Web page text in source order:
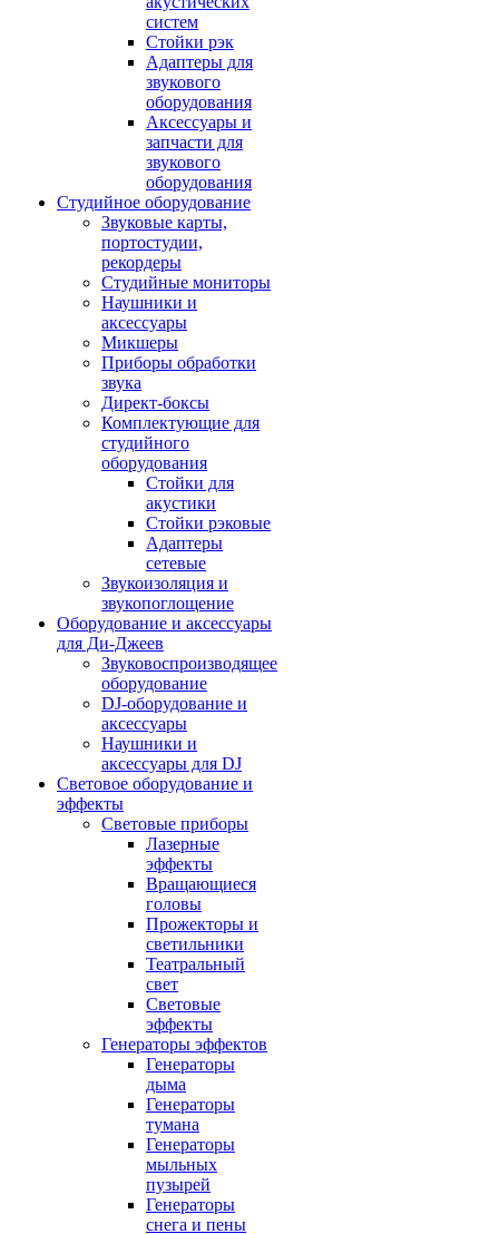
систем
Стойки рэк
Адаптеры для
звукового
оборудования
Аксессуары и
запчасти для
звукового
оборудования
Студийное оборудование
Звуковые карты,
портостудии,
рекордеры
Студийные мониторы
Наушники и
аксессуары
Микшеры
Приборы обработки
звука
Директ-боксы
Комплектующие для
студийного
оборудования
Стойки для
акустики
Стойки рэковые
Адаптеры
сетевые
Звукоизоляция и
звукопоглощение
Оборудование и аксессуары
для Ди-Джеев
Звуковоспроизводящее
оборудование
DJ-оборудование и
аксессуары
Наушники и
аксессуары для DJ
Световое оборудование и
эффекты
Световые приборы
Лазерные
эффекты
Вращающиеся
головы
Прожекторы и
светильники
Театральный
свет
Световые
эффекты
Генераторы эффектов
Генераторы
дыма
Генераторы
тумана
Генераторы
мыльных
пузырей
Генераторы
снега и пены